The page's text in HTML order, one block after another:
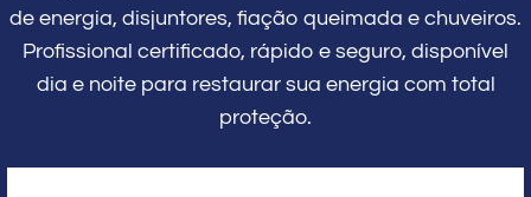
de energia, disjuntores, fiação queimada e chuveiros.
Profissional certificado, rápido e seguro, disponível
dia e noite para restaurar sua energia com total
proteção.